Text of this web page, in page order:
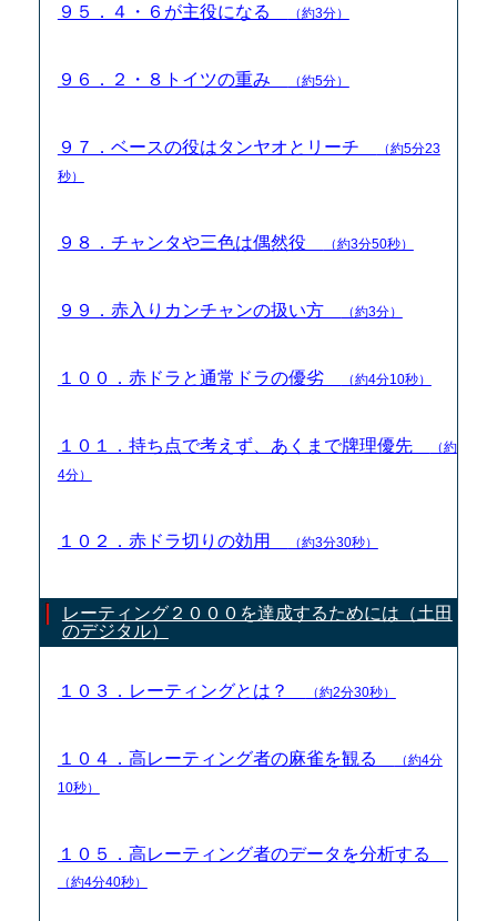
９５．４・６が主役になる （約3分）
９６．２・８トイツの重み （約5分）
９７．ベースの役はタンヤオとリーチ
（約5分23
秒）
９８．チャンタや三色は偶然役 （約3分50秒）
９９．赤入りカンチャンの扱い方 （約3分）
１００．赤ドラと通常ドラの優劣 （約4分10秒）
１０１．持ち点で考えず、あくまで牌理優先
（約
4分）
１０２．赤ドラ切りの効用 （約3分30秒）
レーティング２０００を達成するためには（土田
のデジタル）
１０３．レーティングとは？ （約2分30秒）
１０４．高レーティング者の麻雀を観る
（約4分
10秒）
１０５．高レーティング者のデータを分析する
（約4分40秒）